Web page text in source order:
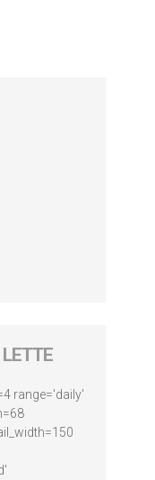
range='daily'